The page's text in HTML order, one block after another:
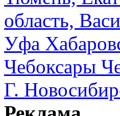
область,
Уфа
Чебоксары
Г.